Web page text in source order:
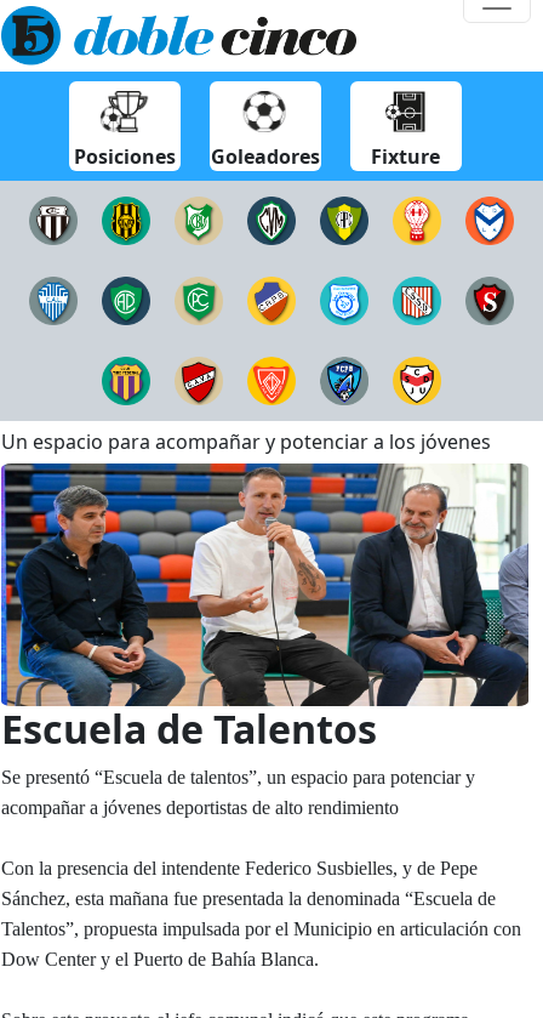
Posiciones Goleadores Fixture
Un espacio para acompañar y potenciar a los jóvenes
Escuela de Talentos
Se presentó “Escuela de talentos”, un espacio para potenciar y
acompañar a jóvenes deportistas de alto rendimiento
Con la presencia del intendente Federico Susbielles, y de Pepe
Sánchez, esta mañana fue presentada la denominada “Escuela de
Talentos”, propuesta impulsada por el Municipio en articulación con
Dow Center y el Puerto de Bahía Blanca.